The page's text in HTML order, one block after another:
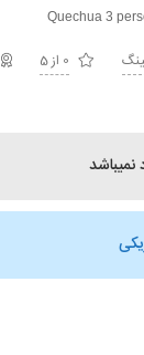
Quechua 3
0 از 5